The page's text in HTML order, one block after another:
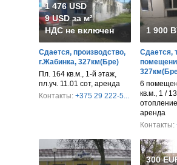
1 476 USD
9 USD за м²
НДС не включен
Сдается, производство,
г.Жабинка, 327км(Бре)
Пл. 164 кв.м., 1-й этаж,
пл.уч. 11.01 сот, аренда
Контакты: +375 29 222-5...
1 900
Сдается,
6
кв.м., 1 /
аренда
Контакты:
300